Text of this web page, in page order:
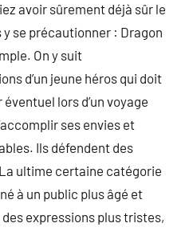
avoir sûrement déjà sûr le
se précautionner : Dragon
On y suit
d’un jeune héros qui doit
lors d’un voyage
ses envies et
Ils défendent des
ultime certaine catégorie
à un public plus âgé et
expressions plus tristes,